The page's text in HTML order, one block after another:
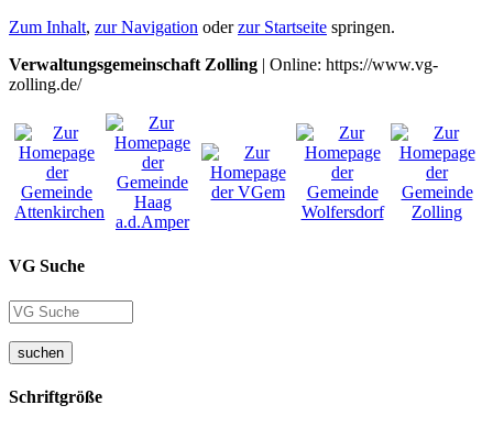
Zum Inhalt, zur Navigation oderzur Startseite springen.
Verwaltungsgemeinschaft Zolling | Online: https://www.vg-
zolling.de/
VG Suche
suchen
Schriftgröße